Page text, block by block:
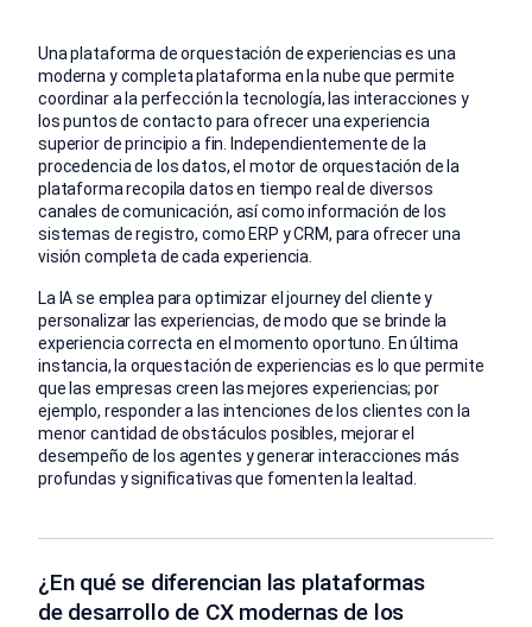
Una plataforma de orquestación de experiencias es una
moderna y completa plataforma en la nube que permite
coordinar a la perfección la tecnología, las interacciones y
los puntos de contacto para ofrecer una experiencia
superior de principio a fin. Independientemente de la
procedencia de los datos, el motor de orquestación de la
plataforma recopila datos en tiempo real de diversos
canales de comunicación, así como información de los
sistemas de registro, como ERP y CRM, para ofrecer una
visión completa de cada experiencia.
La IA se emplea para optimizar el journey del cliente y
personalizar las experiencias, de modo que se brinde la
experiencia correcta en el momento oportuno. En última
instancia, la orquestación de experiencias es lo que permite
que las empresas creen las mejores experiencias; por
ejemplo, responder a las intenciones de los clientes con la
menor cantidad de obstáculos posibles, mejorar el
desempeño de los agentes y generar interacciones más
profundas y significativas que fomenten la lealtad.
¿En qué se diferencian las plataformas
de desarrollo de CX modernas de los